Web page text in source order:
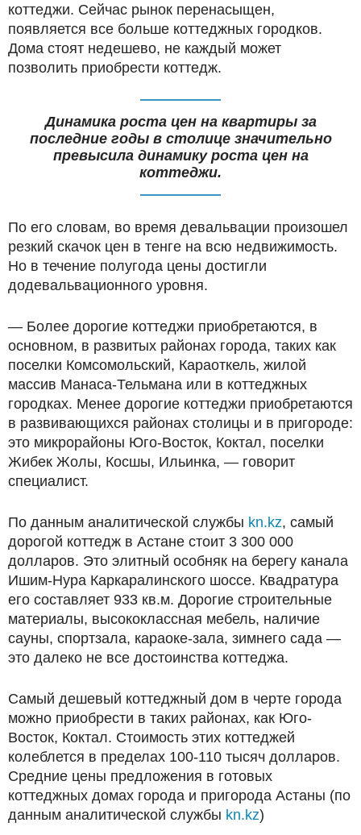
коттеджи. Сейчас рынок перенасыщен,
появляется все больше коттеджных городков.
Дома стоят недешево, не каждый может
позволить приобрести коттедж.
Динамика роста цен на квартиры за
последние годы в столице значительно
превысила динамику роста цен на
коттеджи.
По его словам, во время девальвации произошел
резкий скачок цен в тенге на всю недвижимость.
Но в течение полугода цены достигли
додевальвационного уровня.
— Более дорогие коттеджи приобретаются, в
основном, в развитых районах города, таких как
поселки Комсомольский, Караоткель, жилой
массив Манаса-Тельмана или в коттеджных
городках. Менее дорогие коттеджи приобретаются
в развивающихся районах столицы и в пригороде:
это микрорайоны Юго-Восток, Коктал, поселки
Жибек Жолы, Косшы, Ильинка, — говорит
специалист.
По данным аналитической службы kn.kz, самый
дорогой коттедж в Астане стоит 3 300 000
долларов. Это элитный особняк на берегу канала
Ишим-Нура Каркаралинского шоссе. Квадратура
его составляет 933 кв.м. Дорогие строительные
материалы, высококлассная мебель, наличие
сауны, спортзала, караоке-зала, зимнего сада —
это далеко не все достоинства коттеджа.
Самый дешевый коттеджный дом в черте города
можно приобрести в таких районах, как Юго-
Восток, Коктал. Стоимость этих коттеджей
колеблется в пределах 100-110 тысяч долларов.
Средние цены предложения в готовых
коттеджных домах города и пригорода Астаны (по
данным аналитической службы kn.kz)